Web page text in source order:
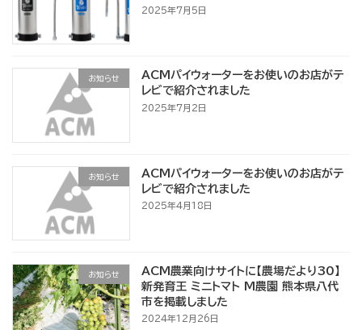
2025年7月5日
お知らせ
ACMパイウォーターをお使いのお店がテ
レビで紹介されました
2025年7月2日
お知らせ
ACMパイウォーターをお使いのお店がテ
レビで紹介されました
2025年4月18日
お知らせ
ACM農業向けサイトに【農場だより30】
新発育王 ミニトマト M農園 熊本県八代
市を掲載しました
2024年12月26日